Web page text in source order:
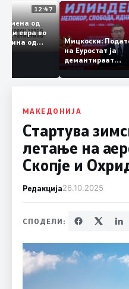
12:47
размена од
евра во
од
– Македонија
Мицкоски:
на Еуростат ја
демантираат
опозицијата
МАКЕДОНИЈА
Стартува
летање на
Скопје и
Редакција26.10.2025
СПОДЕЛИ: